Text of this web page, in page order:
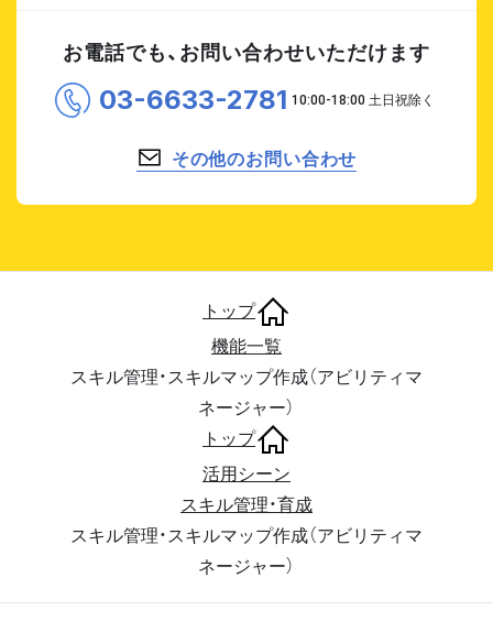
お電話でも、お問い合わせいただけます
03-6633-2781
その他のお問い合わせ
トップ
機能一覧
スキル管理・スキルマップ作成（アビリティマ
ネージャー）
トップ
活用シーン
スキル管理・育成
スキル管理・スキルマップ作成（アビリティマ
ネージャー）